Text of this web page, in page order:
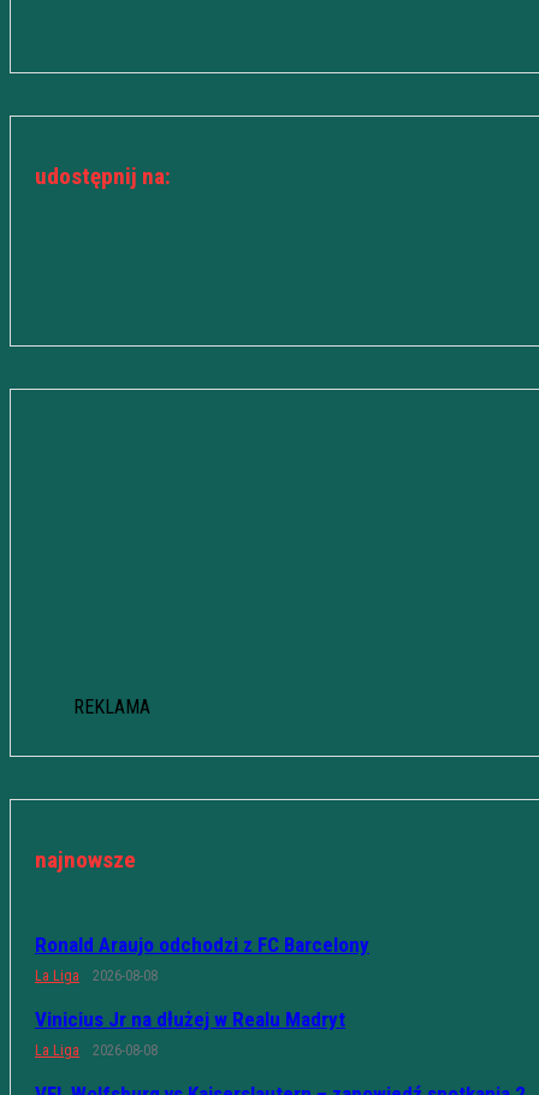
udostępnij na:
REKLAMA
najnowsze
Ronald Araujo odchodzi z FC Barcelony
La Liga 2026-08-08
Vinicius Jr na dłużej w Realu Madryt
La Liga 2026-08-08